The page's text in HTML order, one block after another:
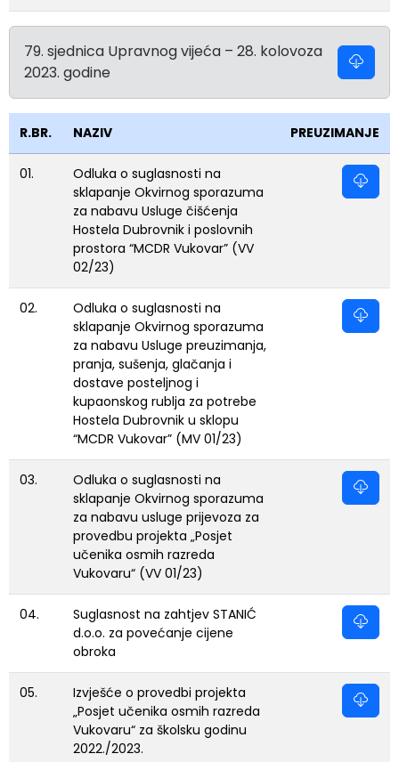
79. sjednica Upravnog vijeća – 28. kolovoza
2023. godine
R.BR. NAZIV PREUZIMANJE
01.
Odluka o suglasnosti na
sklapanje Okvirnog sporazuma
za nabavu Usluge čišćenja
Hostela Dubrovnik i poslovnih
prostora “MCDR Vukovar” (VV
02/23)
02.
Odluka o suglasnosti na
sklapanje Okvirnog sporazuma
za nabavu Usluge preuzimanja,
pranja, sušenja, glačanja i
dostave posteljnog i
kupaonskog rublja za potrebe
Hostela Dubrovnik u sklopu
“MCDR Vukovar” (MV 01/23)
03.
Odluka o suglasnosti na
sklapanje Okvirnog sporazuma
za nabavu usluge prijevoza za
provedbu projekta „Posjet
učenika osmih razreda
Vukovaru“ (VV 01/23)
04.
Suglasnost na zahtjev STANIĆ
d.o.o. za povećanje cijene
obroka
05.
Izvješće o provedbi projekta
„Posjet učenika osmih razreda
Vukovaru“ za školsku godinu
2022./2023.